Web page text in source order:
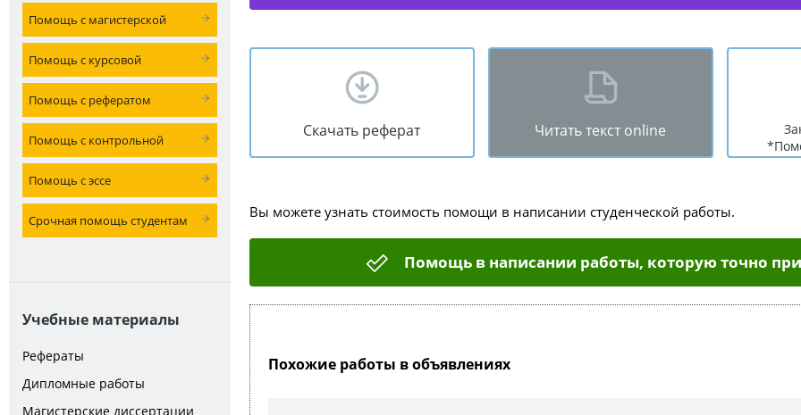
Помощь с магистерской
Помощь с курсовой
Помощь с рефератом
Помощь с контрольной
Помощь с эссе
Срочная помощь студентам
Учебные материалы
Рефераты
Дипломные работы
Магистерские диссертации
Скачать реферат Читать текст online
Вы можете узнать стоимость помощи в написании студенческой работы.
Помощь в написании работы, которую точно
Похожие работы в объявлениях